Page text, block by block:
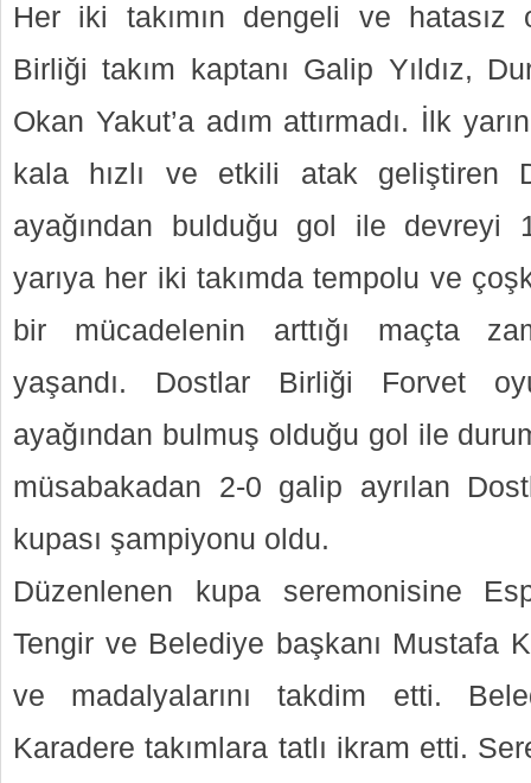
Her iki takımın dengeli ve hatasız
Birliği takım kaptanı Galip Yıldız,
Okan Yakut’a adım attırmadı. İlk
kala hızlı ve etkili atak geliştiren
ayağından bulduğu gol ile devreyi
yarıya her iki takımda tempolu ve
bir mücadelenin arttığı maçta
yaşandı. Dostlar Birliği Forvet
ayağından bulmuş olduğu gol ile
müsabakadan 2-0 galip ayrılan
kupası şampiyonu oldu.
Düzenlenen kupa seremonisine
Tengir ve Belediye başkanı Mustafa
ve madalyalarını takdim etti.
Karadere takımlara tatlı ikram etti.